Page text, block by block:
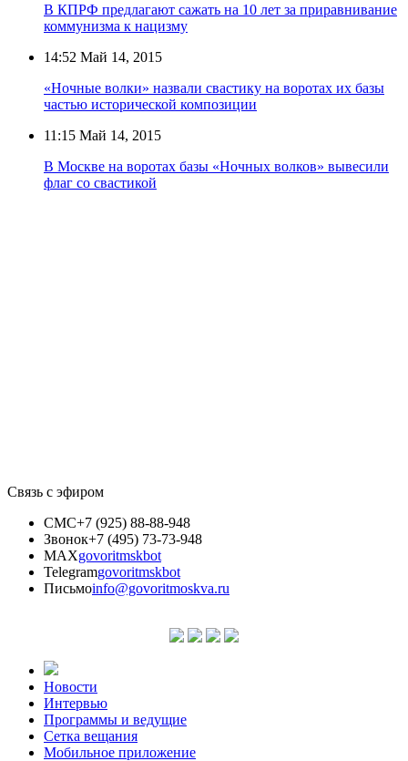
В КПРФ предлагают сажать на 10 лет за приравнивание
коммунизма к нацизму
14:52 Май 14, 2015
«Ночные волки» назвали свастику на воротах их базы
частью исторической композиции
11:15 Май 14, 2015
В Москве на воротах базы «Ночных волков» вывесили
флаг со свастикой
Связь с эфиром
СМС+7 (925) 88-88-948
Звонок+7 (495) 73-73-948
MAXgovoritmskbot
Telegramgovoritmskbot
Письмоinfo@govoritmoskva.ru
Новости
Интервью
Программы и ведущие
Сетка вещания
Мобильное приложение